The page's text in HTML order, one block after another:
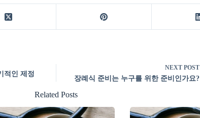
적인 제정
NEXT POST
장례식 준비는 누구를 위한 준비인가요?
Related Posts